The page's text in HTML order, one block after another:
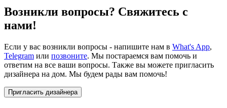
Возникли вопросы? Свяжитесь с
нами!
Если у вас возникли вопросы - напишите нам в What's App,
Telegram или позвоните. Мы постараемся вам помочь и
ответим на все ваши вопросы. Также вы можете пригласить
дизайнера на дом. Мы будем рады вам помочь!
Пригласить дизайнера